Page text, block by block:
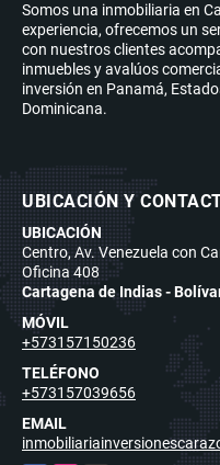
Somos una inmobiliaria en
experiencia, ofrecemos un
con nuestros clientes
inmuebles y avalúos
inversión en Panamá,
Dominicana.
UBICACIÓN Y
UBICACIÓN
Centro, Av. Venezuela con
Oficina 408
Cartagena de Indias -
MÓVIL
+573157150236
TELÉFONO
+573157039656
EMAIL